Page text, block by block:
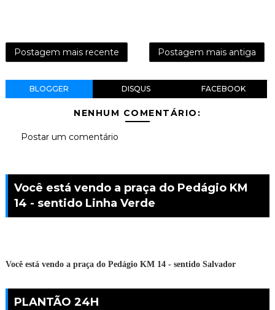
Postagem mais recente Postagem mais antiga
BLOGGER DISQUS FACEBOOK
NENHUM COMENTÁRIO:
Postar um comentário
Você está vendo a praça do Pedágio KM
14 - sentido Linha Verde
Você está vendo a praça do Pedágio KM 14 - sentido Salvador
PLANTÃO 24H